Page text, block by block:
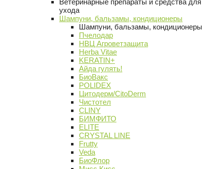
Ветеринарные препараты и средства для
ухода
Шампуни, бальзамы, кондиционеры
Шампуни, бальзамы, кондиционеры
Пчелодар
НВЦ Агроветзащита
Herba Vitae
KERATIN+
Айда гулять!
БиоВакс
POLIDEX
Цитодерм/CitoDerm
Чистотел
CLINY
БИМФИТО
ELITE
CRYSTAL LINE
Frutty
Veda
БиоФлор